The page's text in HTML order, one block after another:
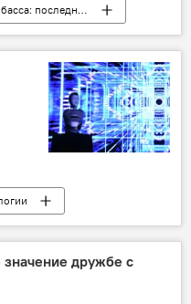
Спецоперация России по защите Донбасса: последние новости
дружбе с